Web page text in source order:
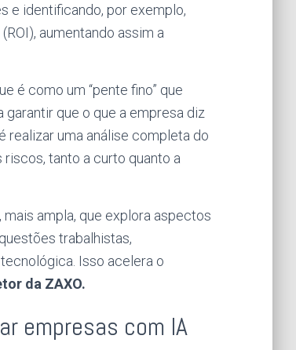
e identificando, por exemplo,
aumentando assim a
é como um “pente fino” que
que o que a empresa diz
realizar uma análise completa do
tanto a curto quanto a
ampla, que explora aspectos
trabalhistas,
Isso acelera o
da ZAXO.
empresas com IA